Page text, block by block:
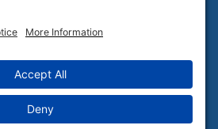
à notre infolettre